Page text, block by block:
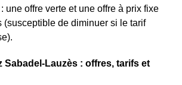
une offre verte et une offre à prix fixe
(susceptible de diminuer si le tarif
Sabadel-Lauzès : offres, tarifs et